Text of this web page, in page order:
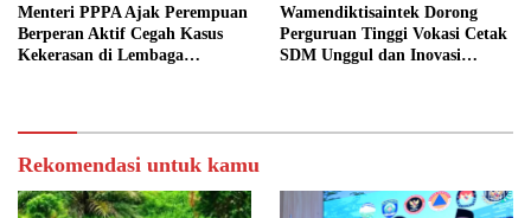
Menteri PPPA Ajak Perempuan
Berperan Aktif Cegah Kasus
Kekerasan di Lembaga
Wamendiktisaintek Dorong
Perguruan Tinggi Vokasi Cetak
SDM Unggul dan Inovasi
Rekomendasi untuk kamu